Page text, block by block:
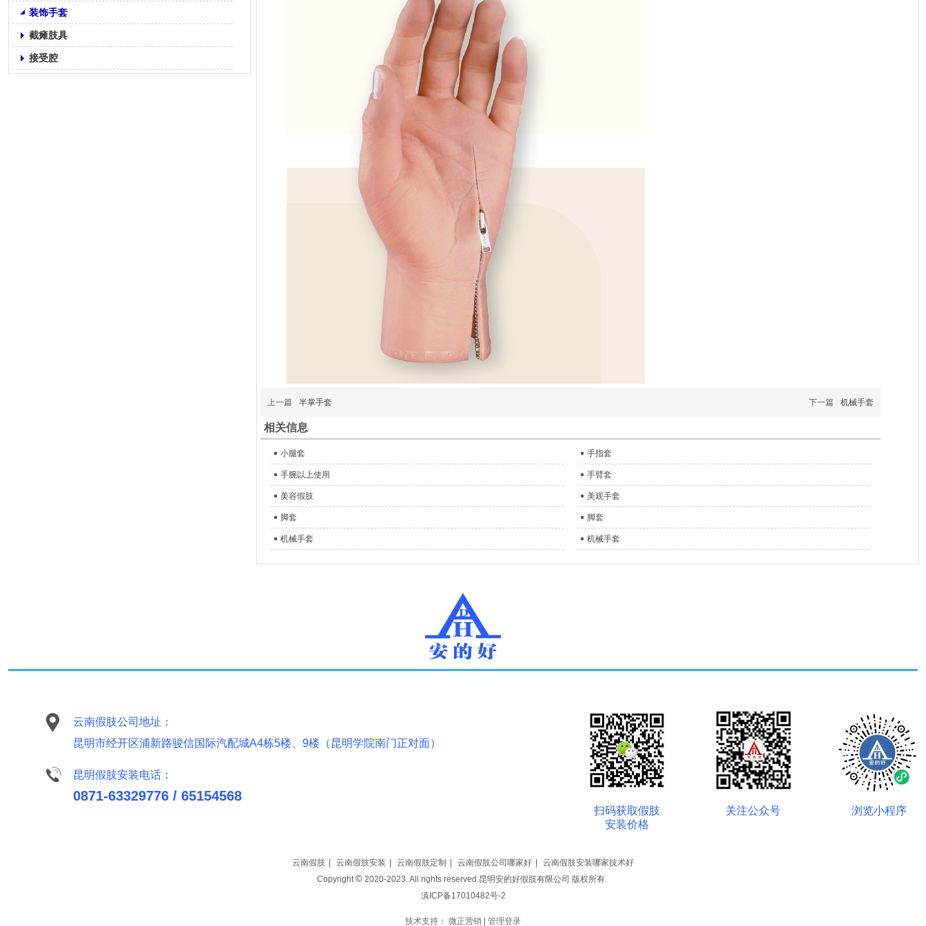
装饰手套
截瘫肢具
接受腔
上一篇 半掌手套 下一篇 机械手套
相关信息
小腿套 手指套
手腕以上使用 手臂套
美容假肢 美观手套
脚套 脚套
机械手套 机械手套
0871-63329776 / 65154568
云南假肢公司地址：
昆明市经开区浦新路骏信国际汽配城A4栋5楼、9楼（昆明学院南门正对面）
关注公众号 浏览小程序
昆明假肢安装电话：
扫码获取假肢
安装价格
云南假肢 云南假肢安装 云南假肢定制 云南假肢公司哪家好
云南假肢安装哪家技术好
Copyright© 2020-2023. All rights reserved.昆明安的好假肢有限公司 版权所有.
滇ICP备17010482号-2
技术支持： 微正营销 管理登录